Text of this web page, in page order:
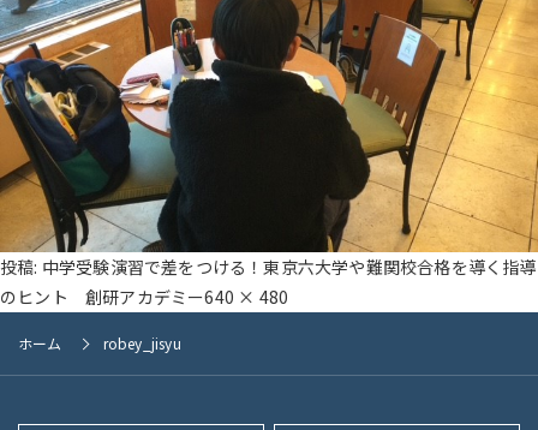
プ
投稿: 中学受験演習で差をつける！東京六大学や難関校合格を導く指導
のヒント 創研アカデミーフ
640 × 480
ホーム robey_jisyu